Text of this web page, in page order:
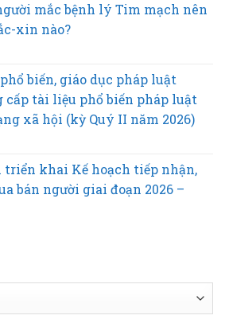
mắc bệnh lý Tim mạch nên
xin nào?
biến, giáo dục pháp luật
cấp tài liệu phổ biến pháp luật
xã hội (kỳ Quý II năm 2026)
khai Kế hoạch tiếp nhận,
bán người giai đoạn 2026 –